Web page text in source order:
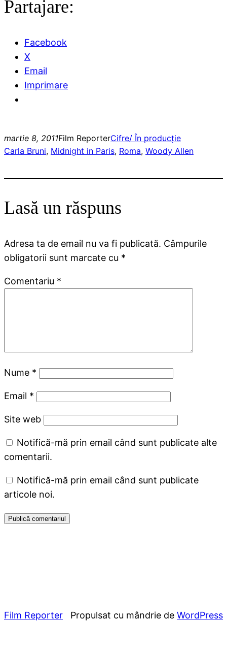
Partajare:
Facebook
X
Email
Imprimare
martie 8, 2011Film ReporterCifre/ În producție
Carla Bruni, Midnight in Paris, Roma, Woody Allen
Lasă un răspuns
Adresa ta de email nu va fi publicată. Câmpurile
obligatorii sunt marcate cu *
Comentariu *
Nume *
Email *
Site web
Notifică-mă prin email când sunt publicate alte
comentarii.
Notifică-mă prin email când sunt publicate
articole noi.
Film Reporter Propulsat cu mândrie de WordPress